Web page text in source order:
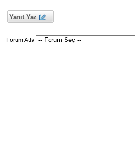
Yanıt Yaz
Forum Atla